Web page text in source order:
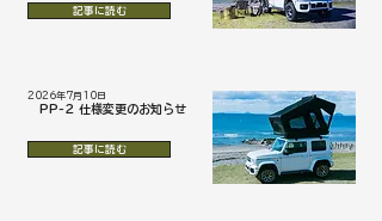
記事に読む
2026年7月10日
PP-2 仕様変更のお知らせ
記事に読む